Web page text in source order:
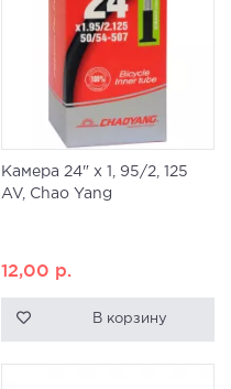
Камера 24" x 1, 95/2, 125
AV, Chao Yang
12,00 р.
В корзину